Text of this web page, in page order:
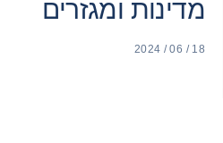
מדינות ומגזרים
18 / 06 / 2024